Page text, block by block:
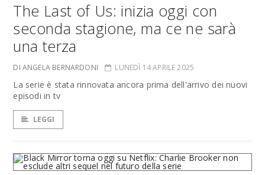
The Last of Us: inizia oggi con
seconda stagione, ma ce ne sarà
una terza
DI ANGELA BERNARDONI LUNEDÌ 14 APRILE 2025
La serie è stata rinnovata ancora prima dell'arrivo dei nuovi
episodi in tv
LEGGI